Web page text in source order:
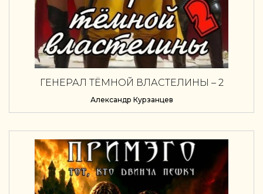
ГЕНЕРАЛ ТЁМНОЙ ВЛАСТЕЛИНЫ – 2
Александр Курзанцев